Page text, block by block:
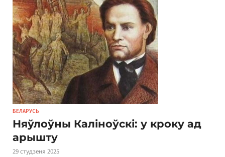
БЕЛАРУСЬ
Няўлоўны Каліноўскі: у кроку ад
арышту
29 студзеня 2025